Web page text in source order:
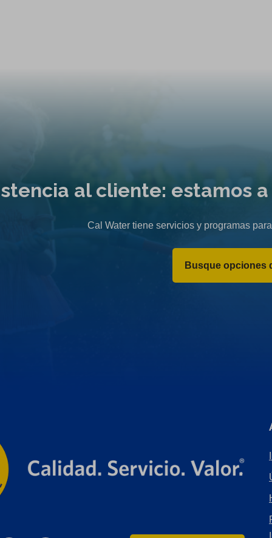
al cliente: estamos
Cal Water tiene servicios y programas
Busque opciones